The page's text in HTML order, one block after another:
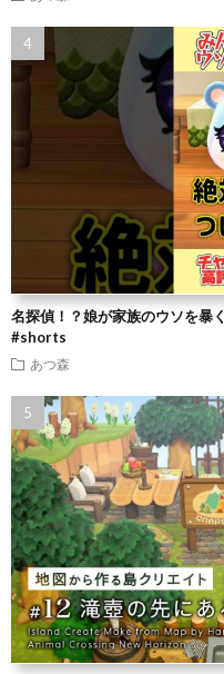
名探偵！？娘が家族のウソを暴
#shorts
あつ森